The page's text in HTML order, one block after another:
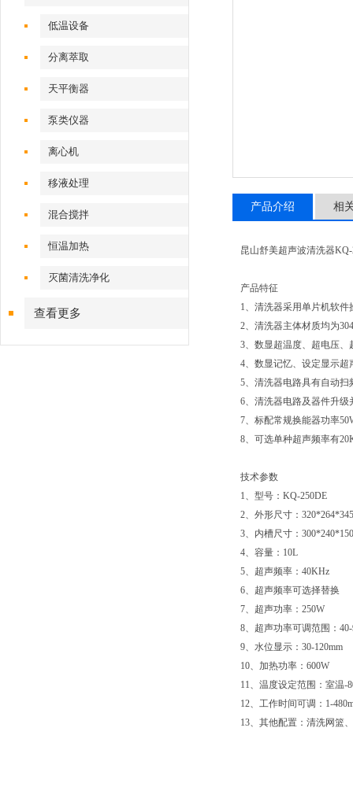
低温设备
分离萃取
天平衡器
泵类仪器
离心机
移液处理
混合搅拌
恒温加热
灭菌清洗净化
查看更多
产品介绍 相
昆山舒美超声波清洗器KQ-
产品特征
1、清洗器采用单片机软件
2、清洗器主体材质均为
3、数显超温度、超电压
4、数显记忆、设定显示
5、清洗器电路具有自动
6、清洗器电路及器件升
7、标配常规换能器功率
8、可选单种超声频率有
技术参数
1、型号：KQ-250DE
2、外形尺寸：
3、内槽尺寸：
4、容量：10L
5、超声频率：40KHz
6、超声频率可选择替换
7、超声功率：250W
8、超声功率可调范围：40-
9、水位显示：30-120mm
10、加热功率：600W
11、温度设定范围：室温-
12、工作时间可调：1-
13、其他配置：清洗网篮